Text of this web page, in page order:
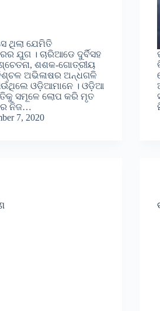
ଥିଲା ଯେମିତି
ଯୁଗ । ଚାରିଆଡେ ଦୁର୍ବିସହ
ଶଶକ-ଗୋତ୍ରୀୟ
ନିଶ୍ଚଳ ଅଭିଳାଷର ଅନ୍ଧଗଳି
ଓଡ଼ିଆମାନେ । ଓଡ଼ିଆ
ସମୂଳେ ଲୋପ କରି ମୃତ
ନିଜ…
7, 2020